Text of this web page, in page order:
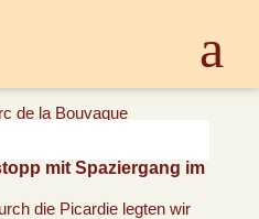
de la Bouvaque
mit Spaziergang im
die Picardie legten wir